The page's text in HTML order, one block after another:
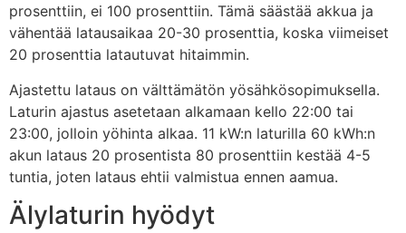
prosenttiin, ei 100 prosenttiin. Tämä säästää akkua ja
vähentää latausaikaa 20-30 prosenttia, koska viimeiset
20 prosenttia latautuvat hitaimmin.
Ajastettu lataus on välttämätön yösähkösopimuksella.
Laturin ajastus asetetaan alkamaan kello 22:00 tai
23:00, jolloin yöhinta alkaa. 11 kW:n laturilla 60 kWh:n
akun lataus 20 prosentista 80 prosenttiin kestää 4-5
tuntia, joten lataus ehtii valmistua ennen aamua.
Älylaturin hyödyt